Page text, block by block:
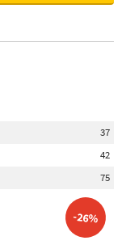
37
42
75
-26%